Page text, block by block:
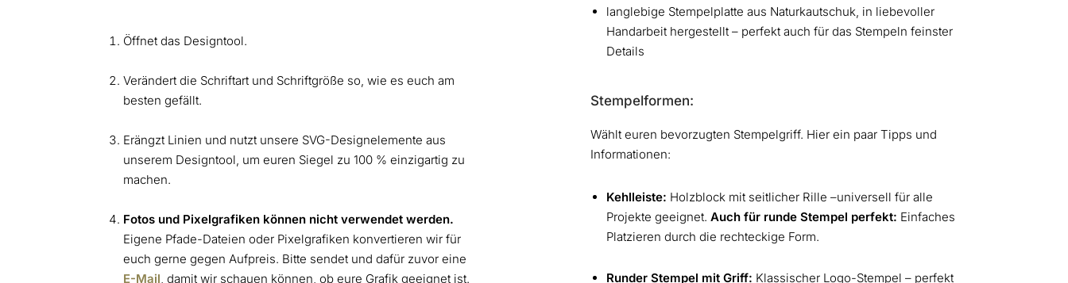
Öffnet das Designtool.
Verändert die Schriftart und Schriftgröße so, wie es euch am
besten gefällt.
Erängzt Linien und nutzt unsere SVG-Designelemente aus
unserem Designtool, um euren Siegel zu 100 % einzigartig zu
machen.
Fotos und Pixelgrafiken können nicht verwendet werden.
Eigene Pfade-Dateien oder Pixelgrafiken konvertieren wir für
euch gerne gegen Aufpreis. Bitte sendet und dafür zuvor eine
E-Mail, damit wir schauen können, ob eure Grafik geeignet ist.
langlebige Stempelplatte aus Naturkautschuk, in liebevoller
Handarbeit hergestellt – perfekt auch für das Stempeln feinster
Details
Stempelformen:
Wählt euren bevorzugten Stempelgriff. Hier ein paar Tipps und
Informationen:
Kehlleiste: Holzblock mit seitlicher Rille –universell für alle
Projekte geeignet. Auch für runde Stempel perfekt: Einfaches
Platzieren durch die rechteckige Form.
Runder Stempel mit Griff: Klassischer Logo-Stempel – perfekt